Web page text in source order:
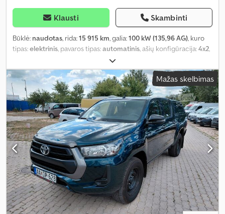
Klausti Skambinti
Būklė: naudotas, rida:15 915 km, galia:100 kW (135,96 AG), kuro
tipas:elektrinis , pavaros tipas:automatinis , ašių konfigūracija:4x2
, pirmoji registracija:
sėdimų vietų skaičius:3, Gamybos metai:2022, Įranga:ABS,
elektroninė stabilumo programa (ESP), imobilaizerio sistema,
kruizo kontrolė, navigacijos sistema, oro kondicionavimas, oro
pagalvė, priešrūkiniai žibintai, statymo jutikliai, stumdomos
durys, trauki kontrolė, vairo stiprintuvas
Mažas skelbimas